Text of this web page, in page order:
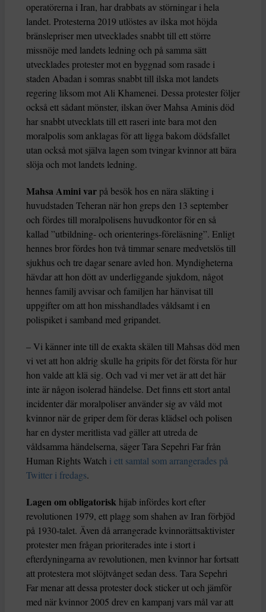
operatörerna i Iran, har drabbats av störningar i hela
landet. Protesterna 2019 utlöstes av ilska mot höjda
bränslepriser men utvecklades snabbt till ett större
missnöje med landets ledning och på samma sätt
utvecklades protester mot en byggnad som rasade i
staden Abadan i somras snabbt till ilska mot landets
regering liksom mot Ali Khamenei. Dessa protester följer
också ett sådant mönster, ilskan över Mahsa Aminis död
har snabbt utvecklats till ett raseri inte bara mot den
moralpolis som anklagas för att ligga bakom dödsfallet
utan också mot själva lagen som tvingar kvinnor att bära
slöja och mot landets ledning.
Mahsa Amini varpå besök hos en nära släkting i
huvudstaden Teheran när hon greps den 13 september
och fördes till moralpolisens huvudkontor för en så
kallad ”utbildning- och orienterings-föreläsning”. Enligt
hennes bror fördes hon två timmar senare medvetslös till
sjukhus och tre dagar senare avled hon. Myndigheterna
hävdar att hon dött av underliggande sjukdom, något
hennes familj avvisar och familjen har hänvisat till
uppgifter om att hon misshandlades våldsamt i en
polispiket i samband med gripandet.
– Vi känner inte till de exakta skälen till Mahsas död men
vi vet att hon aldrig skulle ha gripits för det första för hur
hon valde att klä sig. Och vad vi mer vet är att det här
inte är någon isolerad händelse. Det finns ett stort antal
incidenter där moralpoliser använder sig av våld mot
kvinnor när de griper dem för deras klädsel och polisen
har en dyster meritlista vad gäller att utreda de
våldsamma händelserna, säger Tara Sepehri Far från
Human Rights Watch i ett samtal som arrangerades på
Twitter i fredags.
Lagen om obligatoriskhijab infördes kort efter
revolutionen 1979, ett plagg som shahen av Iran förbjöd
på 1930-talet. Även då arrangerade kvinnorättsaktivister
protester men frågan prioriterades inte i stort i
efterdyningarna av revolutionen, men kvinnor har fortsatt
att protestera mot slöjtvånget sedan dess. Tara Sepehri
Far menar att dessa protester dock sticker ut och jämför
med när kvinnor 2005 drev en kampanj vars mål var att